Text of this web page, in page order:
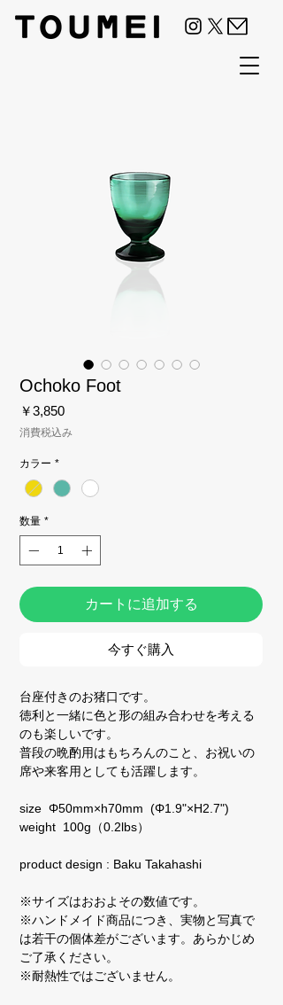
Ochoko Foot
￥3,850価
格
消費税込み
カラー *
数量 *
カートに追加する
今すぐ購入
台座付きのお猪口です。
徳利と一緒に色と形の組み合わせを考える
のも楽しいです。
普段の晩酌用はもちろんのこと、お祝いの
席や来客用としても活躍します。
size Φ50mm×h70mm (Φ1.9"×H2.7")
weight 100g（0.2lbs）
product design : Baku Takahashi
※サイズはおおよその数値です。
※ハンドメイド商品につき、実物と写真で
は若干の個体差がございます。あらかじめ
ご了承ください。
※耐熱性ではございません。